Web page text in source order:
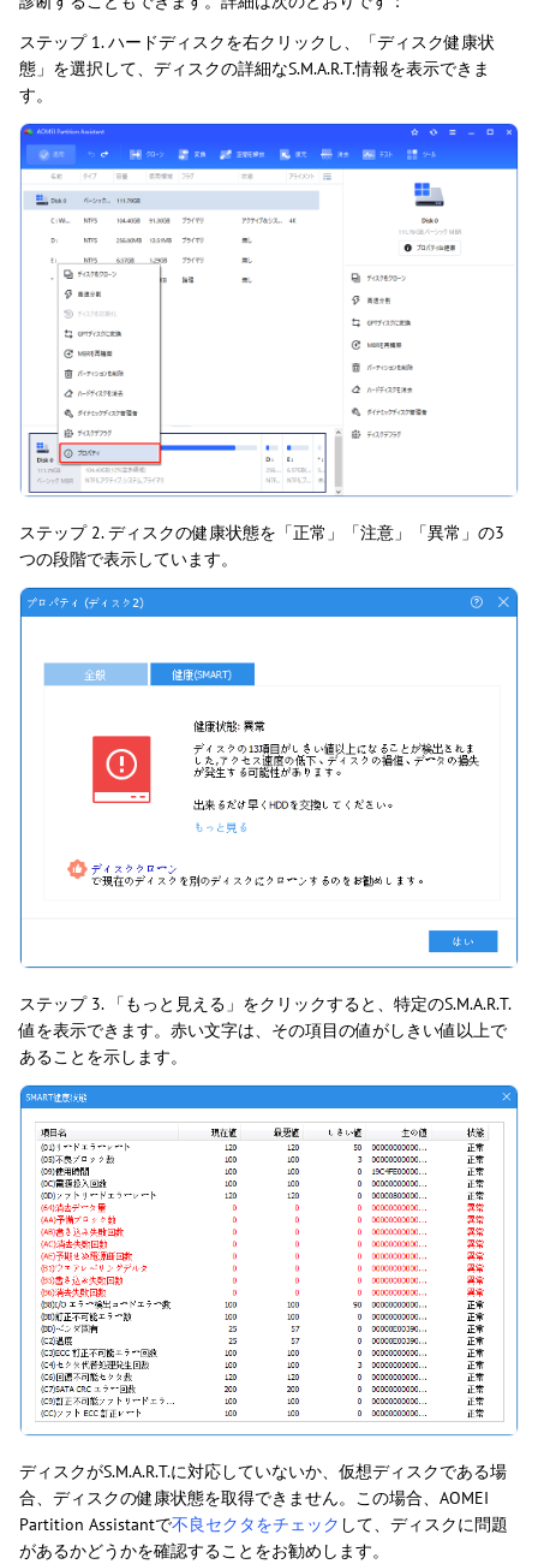
ステップ 1. ハードディスクを右クリックし、「ディスク健康状
態」を選択して、ディスクの詳細なS.M.A.R.T.情報を表示できま
す。
ステップ 2. ディスクの健康状態を「正常」「注意」「異常」の3
つの段階で表示しています。
ステップ 3. 「もっと見える」をクリックすると、特定のS.M.A.R.T.
値を表示できます。赤い文字は、その項目の値がしきい値以上で
あることを示します。
ディスクがS.M.A.R.T.に対応していないか、仮想ディスクである場
合、ディスクの健康状態を取得できません。この場合、AOMEI
Partition Assistantで不良セクタをチェック して、ディスクに問題
があるかどうかを確認することをお勧めします。